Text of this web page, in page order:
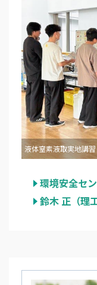
液体窒素液取実地講
環境安全セ
鈴木 正（理